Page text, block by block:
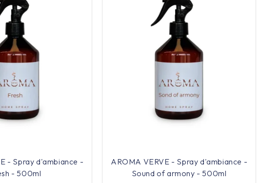
- Spray d'ambiance -
- 500ml
AROMA VERVE - Spray d'ambiance -
Sound of armony - 500ml